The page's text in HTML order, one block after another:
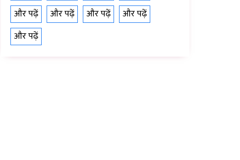
और पढ़ें
और पढ़ें और पढ़ें
और पढ़ें
और पढ़ें